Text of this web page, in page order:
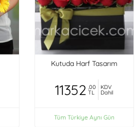
Kutuda Harf Tasarım
11352 ,00
TL
KDV
Dahil
Tüm Türkiye Aynı Gün